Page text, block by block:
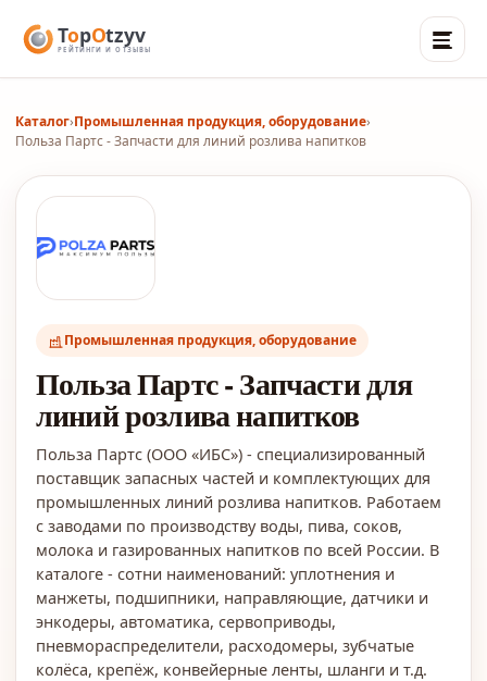
Каталог›Промышленная продукция, оборудование›
Польза Партс - Запчасти для линий розлива напитков
Промышленная продукция, оборудование
Польза Партс - Запчасти для
линий розлива напитков
Польза Партс (ООО «ИБС») - специализированный
поставщик запасных частей и комплектующих для
промышленных линий розлива напитков. Работаем
с заводами по производству воды, пива, соков,
молока и газированных напитков по всей России. В
каталоге - сотни наименований: уплотнения и
манжеты, подшипники, направляющие, датчики и
энкодеры, автоматика, сервоприводы,
пневмораспределители, расходомеры, зубчатые
колёса, крепёж, конвейерные ленты, шланги и т.д.